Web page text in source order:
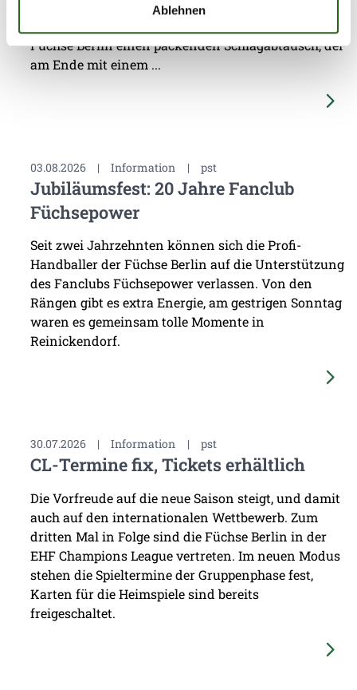
Ablehnen
Trainer Nicolej Krickau werden. Gegen den
Füchse Berlin einen packenden Schlagabtausch, der
am Ende mit einem ...
03.08.2026 | Information | pst
Jubiläumsfest: 20 Jahre Fanclub
Füchsepower
Seit zwei Jahrzehnten können sich die Profi-
Handballer der Füchse Berlin auf die Unterstützung
des Fanclubs Füchsepower verlassen. Von den
Rängen gibt es extra Energie, am gestrigen Sonntag
waren es gemeinsam tolle Momente in
Reinickendorf.
30.07.2026 | Information | pst
CL-Termine fix, Tickets erhältlich
Die Vorfreude auf die neue Saison steigt, und damit
auch auf den internationalen Wettbewerb. Zum
dritten Mal in Folge sind die Füchse Berlin in der
EHF Champions League vertreten. Im neuen Modus
stehen die Spieltermine der Gruppenphase fest,
Karten für die Heimspiele sind bereits
freigeschaltet.